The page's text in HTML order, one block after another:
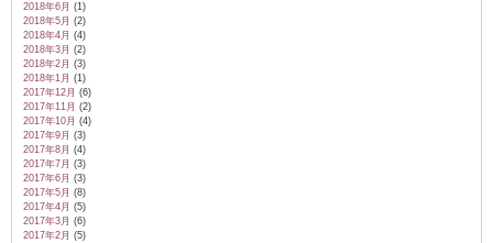
2018年6月 (1)
2018年5月 (2)
2018年4月 (4)
2018年3月 (2)
2018年2月 (3)
2018年1月 (1)
2017年12月 (6)
2017年11月 (2)
2017年10月 (4)
2017年9月 (3)
2017年8月 (4)
2017年7月 (3)
2017年6月 (3)
2017年5月 (8)
2017年4月 (5)
2017年3月 (6)
2017年2月 (5)